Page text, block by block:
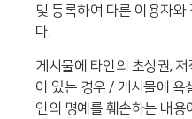
및 등록하여 다른 이용자와
다.
게시물에 타인의 초상권,
이 있는 경우 / 게시물에 욕
인의 명예를 훼손하는 내